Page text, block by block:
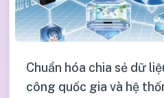
Chuẩn hóa chia sẻ dữ
công quốc gia và hệ